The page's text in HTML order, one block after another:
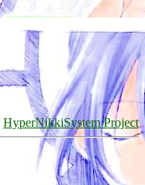
HyperNikkiSystem Project